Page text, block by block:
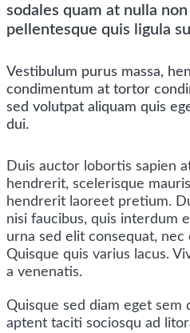
sodales quam at nulla
pellentesque quis ligula
Vestibulum purus massa,
condimentum at tortor
sed volutpat aliquam quis
dui.
Duis auctor lobortis sapien
hendrerit, scelerisque
hendrerit laoreet pretium.
nisi faucibus, quis interdum
urna sed elit consequat,
Quisque quis varius lacus.
a venenatis.
Quisque sed diam eget sem
aptent taciti sociosqu ad